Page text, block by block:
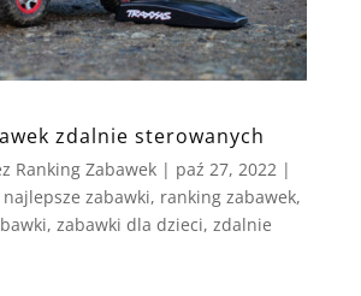
zdalnie sterowanych
Ranking Zabawek| paź 27, 2022|
najlepsze zabawki, ranking zabawek,
, zabawki dla dzieci, zdalnie